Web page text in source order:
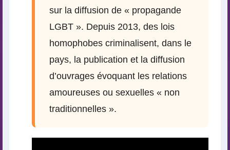
sur la diffusion de « propagande
LGBT ». Depuis 2013, des lois
homophobes criminalisent, dans le
pays, la publication et la diffusion
d’ouvrages évoquant les relations
amoureuses ou sexuelles « non
traditionnelles ».